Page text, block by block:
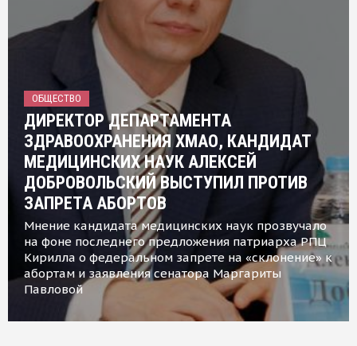
ОБЩЕСТВО
ДИРЕКТОР ДЕПАРТАМЕНТА
ЗДРАВООХРАНЕНИЯ ХМАО, КАНДИДАТ
МЕДИЦИНСКИХ НАУК АЛЕКСЕЙ
ДОБРОВОЛЬСКИЙ ВЫСТУПИЛ ПРОТИВ
ЗАПРЕТА АБОРТОВ
Мнение кандидата медицинских наук прозвучало
на фоне последнего предложения патриарха РПЦ
Кирилла о федеральном запрете на «склонение» к
абортам и заявления сенатора Маргариты
Павловой